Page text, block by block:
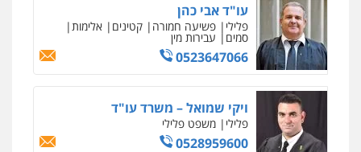
עו"ד אבי כהן
פלילי פשיעה חמורה קטינים אלימות
סמים עבירות מין
0523647066
ויקי שמואל – משרד עו"ד
פלילי משפט פלילי
0528959600
עו"ד ד"ר אבי שקד
עבירות כלכליות הלבנת הון
עבירות פליליות
איתי חקירות – שירותים לעורכי דין